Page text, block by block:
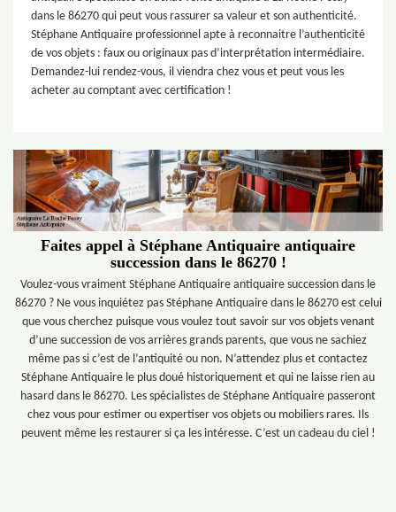
dans le 86270 qui peut vous rassurer sa valeur et son authenticité.
Stéphane Antiquaire professionnel apte à reconnaitre l’authenticité
de vos objets : faux ou originaux pas d’interprétation intermédiaire.
Demandez-lui rendez-vous, il viendra chez vous et peut vous les
acheter au comptant avec certification !
Faites appel à Stéphane Antiquaire antiquaire
succession dans le 86270 !
Voulez-vous vraiment Stéphane Antiquaire antiquaire succession dans le
86270 ? Ne vous inquiétez pas Stéphane Antiquaire dans le 86270 est celui
que vous cherchez puisque vous voulez tout savoir sur vos objets venant
d’une succession de vos arrières grands parents, que vous ne sachiez
même pas si c’est de l’antiquité ou non. N’attendez plus et contactez
Stéphane Antiquaire le plus doué historiquement et qui ne laisse rien au
hasard dans le 86270. Les spécialistes de Stéphane Antiquaire passeront
chez vous pour estimer ou expertiser vos objets ou mobiliers rares. Ils
peuvent même les restaurer si ça les intéresse. C’est un cadeau du ciel !